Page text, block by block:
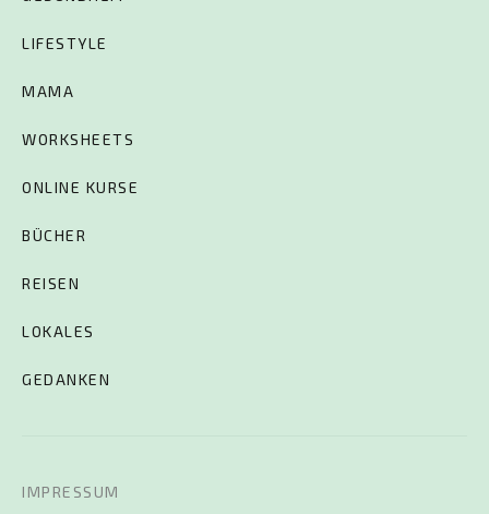
LIFESTYLE
MAMA
WORKSHEETS
ONLINE KURSE
BÜCHER
REISEN
LOKALES
GEDANKEN
IMPRESSUM